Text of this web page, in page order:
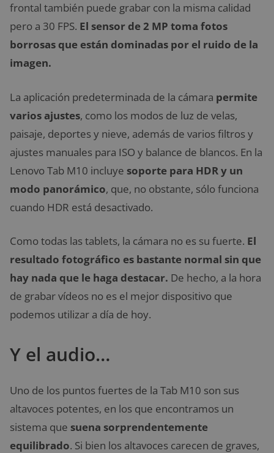
frontal también puede grabar con la misma calidad
pero a 30 FPS. El sensor de 2 MP toma fotos
borrosas que están dominadas por el ruido de la
imagen.
La aplicación predeterminada de la cámara permite
varios ajustes, como los modos de luz de velas,
paisaje, deportes y nieve, además de varios filtros y
ajustes manuales para ISO y balance de blancos. En la
Lenovo Tab M10 incluye soporte para HDR y un
modo panorámico, que, no obstante, sólo funciona
cuando HDR está desactivado.
Como todas las tablets, la cámara no es su fuerte. El
resultado fotográfico es bastante normal sin que
hay nada que le haga destacar. De hecho, a la hora
de grabar vídeos no es el mejor dispositivo que
podemos utilizar a día de hoy.
Y el audio…
Uno de los puntos fuertes de la Tab M10 son sus
altavoces potentes, en los que encontramos un
sistema que suena sorprendentemente
equilibrado. Si bien los altavoces carecen de graves,